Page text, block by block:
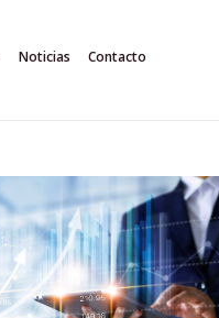
Noticias Contacto